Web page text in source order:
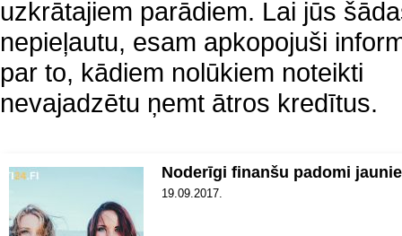
uzkrātajiem parādiem. Lai jūs
nepieļautu, esam apkopojuši
par to, kādiem nolūkiem noteikti
nevajadzētu ņemt ātros kredītus.
Noderīgi finanšu padomi
19.09.2017.